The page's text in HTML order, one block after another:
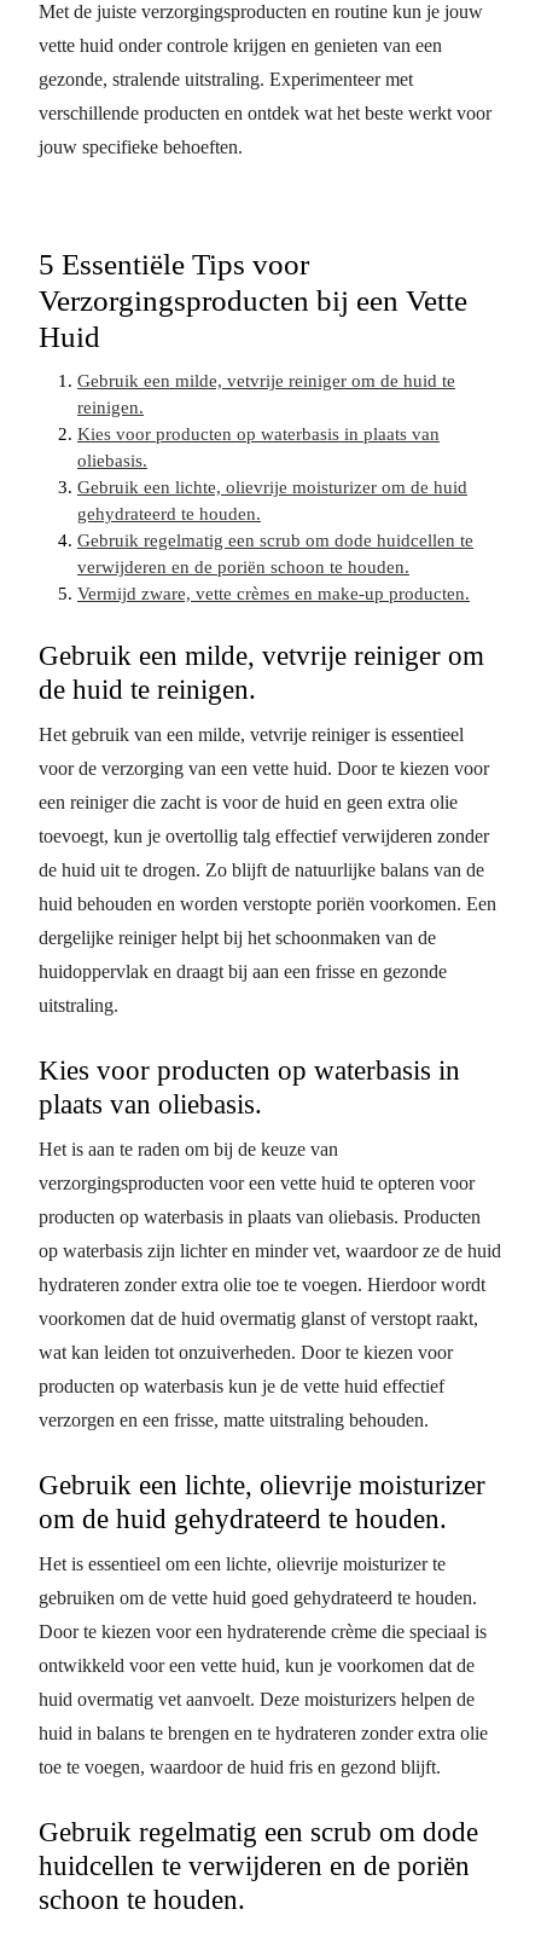
Met de juiste verzorgingsproducten en routine kun je jouw
vette huid onder controle krijgen en genieten van een
gezonde, stralende uitstraling. Experimenteer met
verschillende producten en ontdek wat het beste werkt voor
jouw specifieke behoeften.
5 Essentiële Tips voor
Verzorgingsproducten bij een Vette
Huid
Gebruik een milde, vetvrije reiniger om de huid te
reinigen.
Kies voor producten op waterbasis in plaats van
oliebasis.
Gebruik een lichte, olievrije moisturizer om de huid
gehydrateerd te houden.
Gebruik regelmatig een scrub om dode huidcellen te
verwijderen en de poriën schoon te houden.
Vermijd zware, vette crèmes en make-up producten.
Gebruik een milde, vetvrije reiniger om
de huid te reinigen.
Het gebruik van een milde, vetvrije reiniger is essentieel
voor de verzorging van een vette huid. Door te kiezen voor
een reiniger die zacht is voor de huid en geen extra olie
toevoegt, kun je overtollig talg effectief verwijderen zonder
de huid uit te drogen. Zo blijft de natuurlijke balans van de
huid behouden en worden verstopte poriën voorkomen. Een
dergelijke reiniger helpt bij het schoonmaken van de
huidoppervlak en draagt bij aan een frisse en gezonde
uitstraling.
Kies voor producten op waterbasis in
plaats van oliebasis.
Het is aan te raden om bij de keuze van
verzorgingsproducten voor een vette huid te opteren voor
producten op waterbasis in plaats van oliebasis. Producten
op waterbasis zijn lichter en minder vet, waardoor ze de huid
hydrateren zonder extra olie toe te voegen. Hierdoor wordt
voorkomen dat de huid overmatig glanst of verstopt raakt,
wat kan leiden tot onzuiverheden. Door te kiezen voor
producten op waterbasis kun je de vette huid effectief
verzorgen en een frisse, matte uitstraling behouden.
Gebruik een lichte, olievrije moisturizer
om de huid gehydrateerd te houden.
Het is essentieel om een lichte, olievrije moisturizer te
gebruiken om de vette huid goed gehydrateerd te houden.
Door te kiezen voor een hydraterende crème die speciaal is
ontwikkeld voor een vette huid, kun je voorkomen dat de
huid overmatig vet aanvoelt. Deze moisturizers helpen de
huid in balans te brengen en te hydrateren zonder extra olie
toe te voegen, waardoor de huid fris en gezond blijft.
Gebruik regelmatig een scrub om dode
huidcellen te verwijderen en de poriën
schoon te houden.